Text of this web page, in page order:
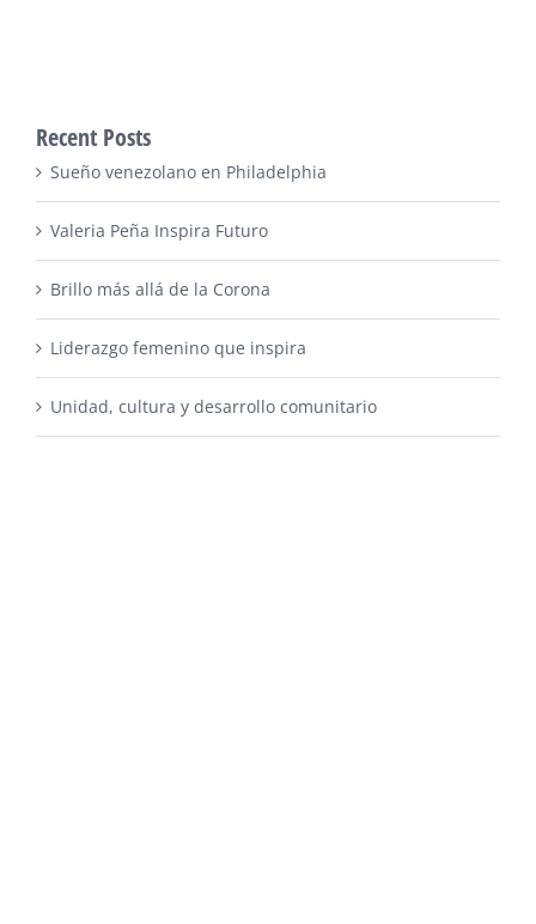
Recent Posts
Sueño venezolano en Philadelphia
Valeria Peña Inspira Futuro
Brillo más allá de la Corona
Liderazgo femenino que inspira
Unidad, cultura y desarrollo comunitario